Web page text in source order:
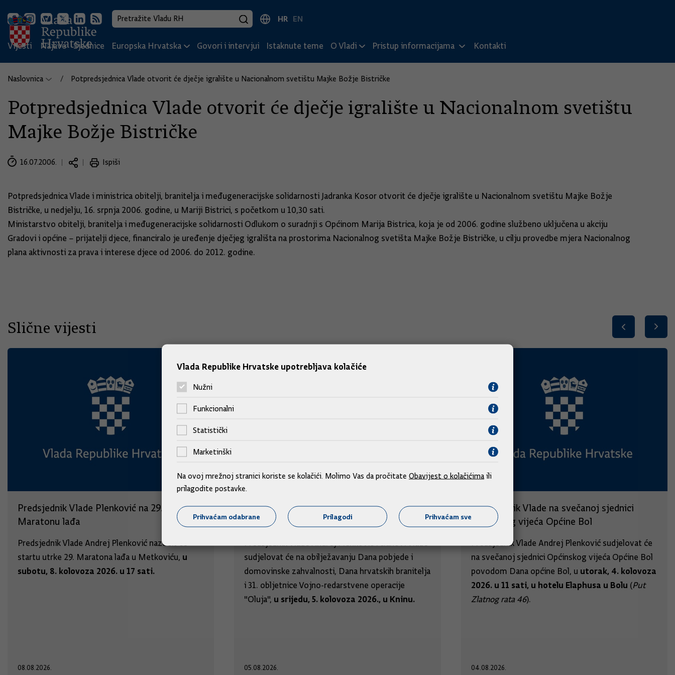
HR EN
Vijesti Najave Sjednice Europska Hrvatska Govori i intervjui Istaknute teme O Vladi Pristup informacijama Kontakti
Naslovnica Potpredsjednica Vlade otvorit će dječje igralište u Nacionalnom svetištu Majke Božje Bistričke
Potpredsjednica Vlade otvorit će dječje igralište u Nacionalnom svetištu
Majke Božje Bistričke
16.07.2006. Ispiši
Potpredsjednica Vlade i ministrica obitelji, branitelja i međugeneracijske solidarnosti Jadranka Kosor otvorit će dječje igralište u Nacionalnom svetištu Majke Božje
Bistričke, u nedjelju, 16. srpnja 2006. godine, u Mariji Bistrici, s početkom u 10,30 sati.
Ministarstvo obitelji, branitelja i međugeneracijske solidarnosti Odlukom o suradnji s Općinom Marija Bistrica, koja je od 2006. godine službeno uključena u akciju
Gradovi i općine – prijatelji djece, financiralo je uređenje dječjeg igrališta na prostorima Nacionalnog svetišta Majke Božje Bistričke, u cilju provedbe mjera Nacionalnog
plana aktivnosti za prava i interese djece od 2006. do 2012. godine.
Slične vijesti
Predsjednik Vlade Plenković na 29.
Maratonu lađa
Predsjednik Vlade Andrej Plenković nazočit će
startu utrke 29. Maratona lađa u Metkoviću, u
subotu, 8. kolovoza 2026. u 17 sati.
08.08.2026.
Predsjednik i članovi Vlade na obilježavanju
obljetnice "Oluje"
Predsjednik Vlade Andrej Plenković i članovi Vlade
sudjelovat će na obilježavanju Dana pobjede i
domovinske zahvalnosti, Dana hrvatskih branitelja
i 31. obljetnice Vojno-redarstvene operacije
"Oluja", u srijedu, 5. kolovoza 2026., u Kninu.
05.08.2026.
Predsjednik Vlade na svečanoj sjednici
Općinskog vijeća Općine Bol
Predsjednik Vlade Andrej Plenković sudjelovat će
na svečanoj sjednici Općinskog vijeća Općine Bol
povodom Dana općine Bol, u utorak, 4. kolovoza
2026. u 11 sati, u hotelu Elaphusa u Bolu (Put
Zlatnog rata 46).
04.08.2026.
Vlada Republike Hrvatske upotrebljava kolačiće
Nužni
Funkcionalni
Statistički
Marketinški
Na ovoj mrežnoj stranici koriste se kolačići. Molimo Vas da pročitate Obavijest o kolačićima ili
prilagodite postavke.
Prihvaćam odabrane Prilagodi Prihvaćam sve